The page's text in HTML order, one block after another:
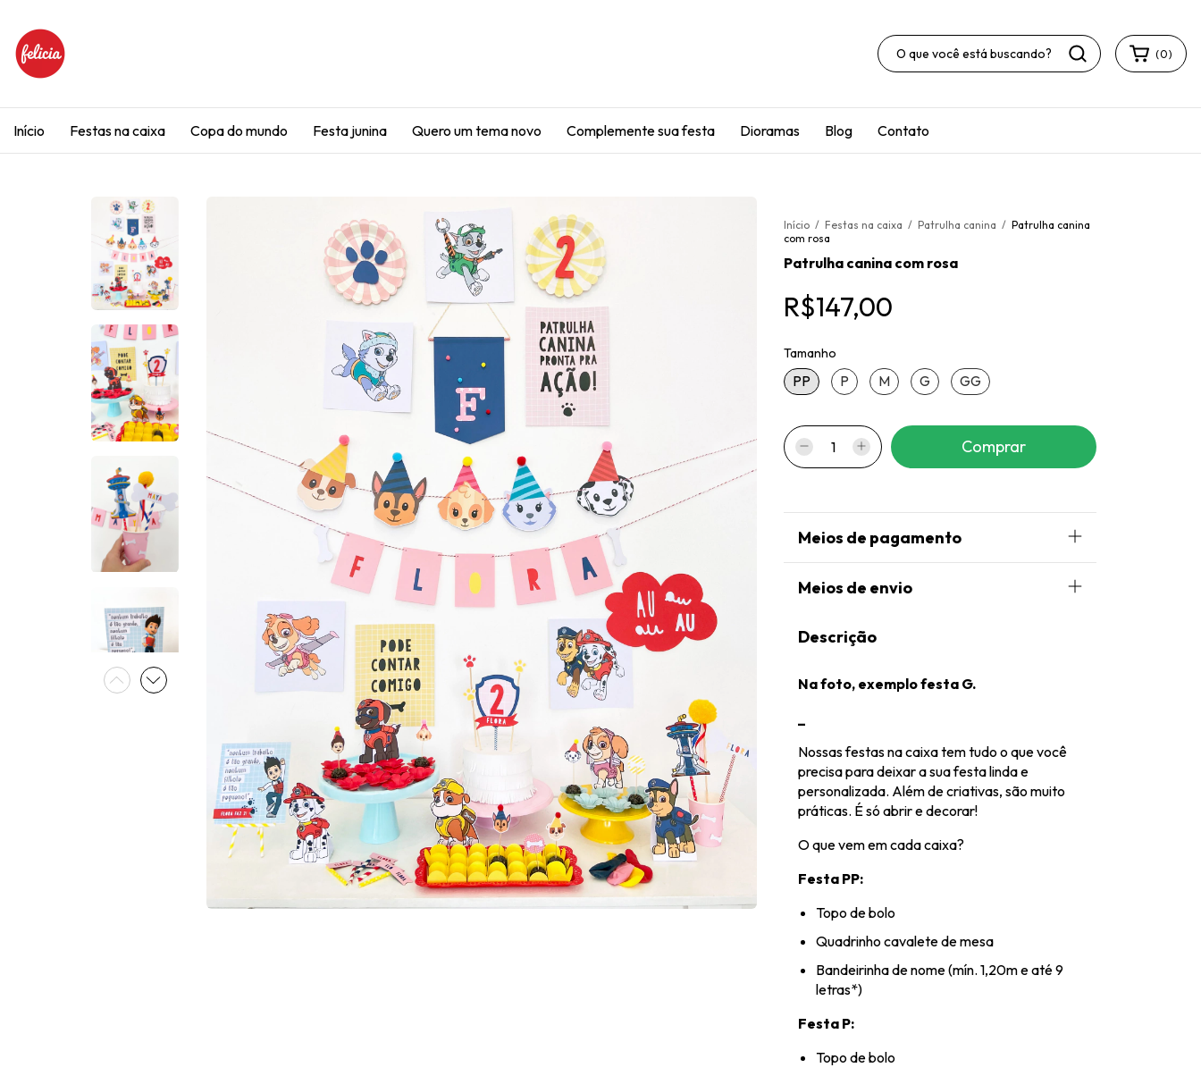
(0)
Início Festas na caixa Copa do mundo Festa junina Quero um tema novo Complemente sua festa Dioramas Blog Contato
Início / Festas na caixa / Patrulha canina / Patrulha canina
com rosa
Patrulha canina com rosa
R$147,00
Tamanho
PP P M G GG
Meios de pagamento
Meios de envio
Descrição
Na foto, exemplo festa G.
Nossas festas na caixa tem tudo o que você
precisa para deixar a sua festa linda e
personalizada. Além de criativas, são muito
práticas. É só abrir e decorar!
O que vem em cada caixa?
Festa PP:
Topo de bolo
Quadrinho cavalete de mesa
Bandeirinha de nome (mín. 1,20m e até 9
letras*)
Festa P:
Topo de bolo